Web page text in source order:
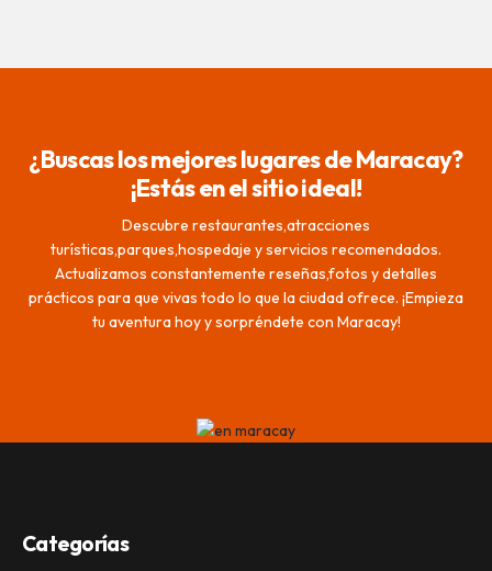
¿Buscas los mejores lugares de Maracay?
¡Estás en el sitio ideal!
Descubre restaurantes,atracciones
turísticas,parques,hospedaje y servicios recomendados.
Actualizamos constantemente reseñas,fotos y detalles
prácticos para que vivas todo lo que la ciudad ofrece. ¡Empieza
tu aventura hoy y sorpréndete con Maracay!
Categorías